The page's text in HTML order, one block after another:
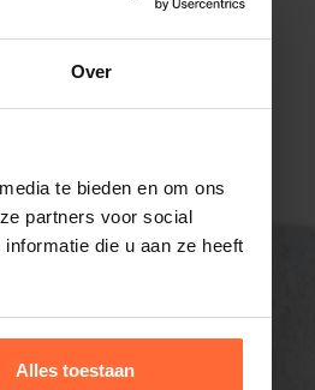
Over
te bieden en om ons
partners voor social
die u aan ze heeft
Alles toestaan